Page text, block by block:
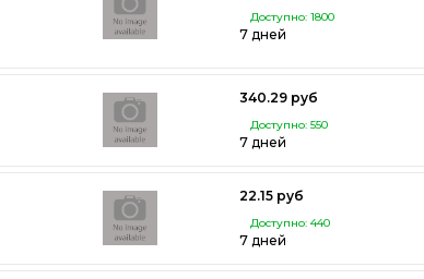
Доступно: 1800
7 дней
340.29 руб
Доступно: 550
7 дней
22.15 руб
Доступно: 440
7 дней